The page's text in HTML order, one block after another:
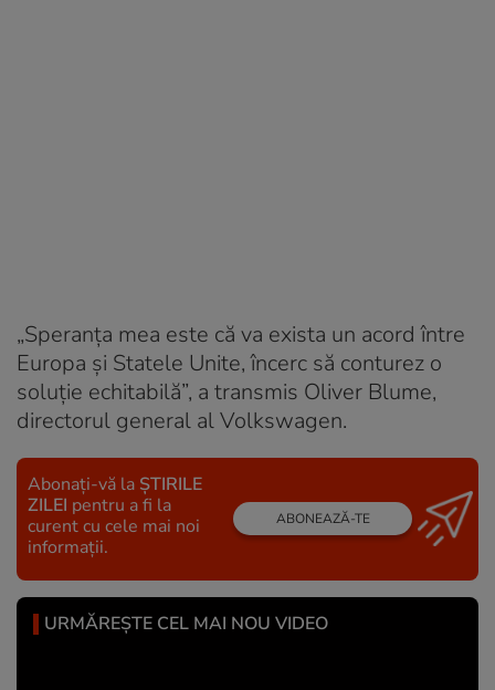
„Speranța mea este că va exista un acord între
Europa și Statele Unite, încerc să conturez o
soluție echitabilă”, a transmis Oliver Blume,
directorul general al Volkswagen.
Abonați-vă la ȘTIRILE
ZILEI pentru a fi la
curent cu cele mai noi
informații.
ABONEAZĂ-TE
URMĂREȘTE CEL MAI NOU VIDEO